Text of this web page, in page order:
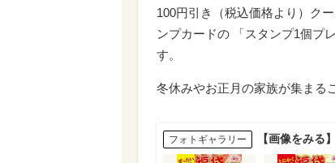
100円引き（税込価格より）ク
ンプカードの 「スタンプ1個プ
す。
冬休みやお正月の家族が集まる
フォトギャラリー 【画像をみる